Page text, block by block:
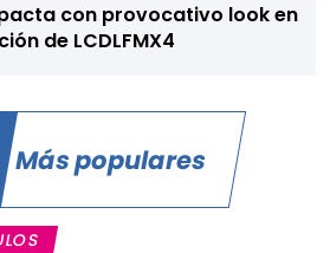
con provocativo look en
de LCDLFMX4
Más populares